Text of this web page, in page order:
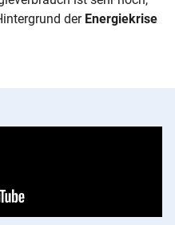
der Energiekrise